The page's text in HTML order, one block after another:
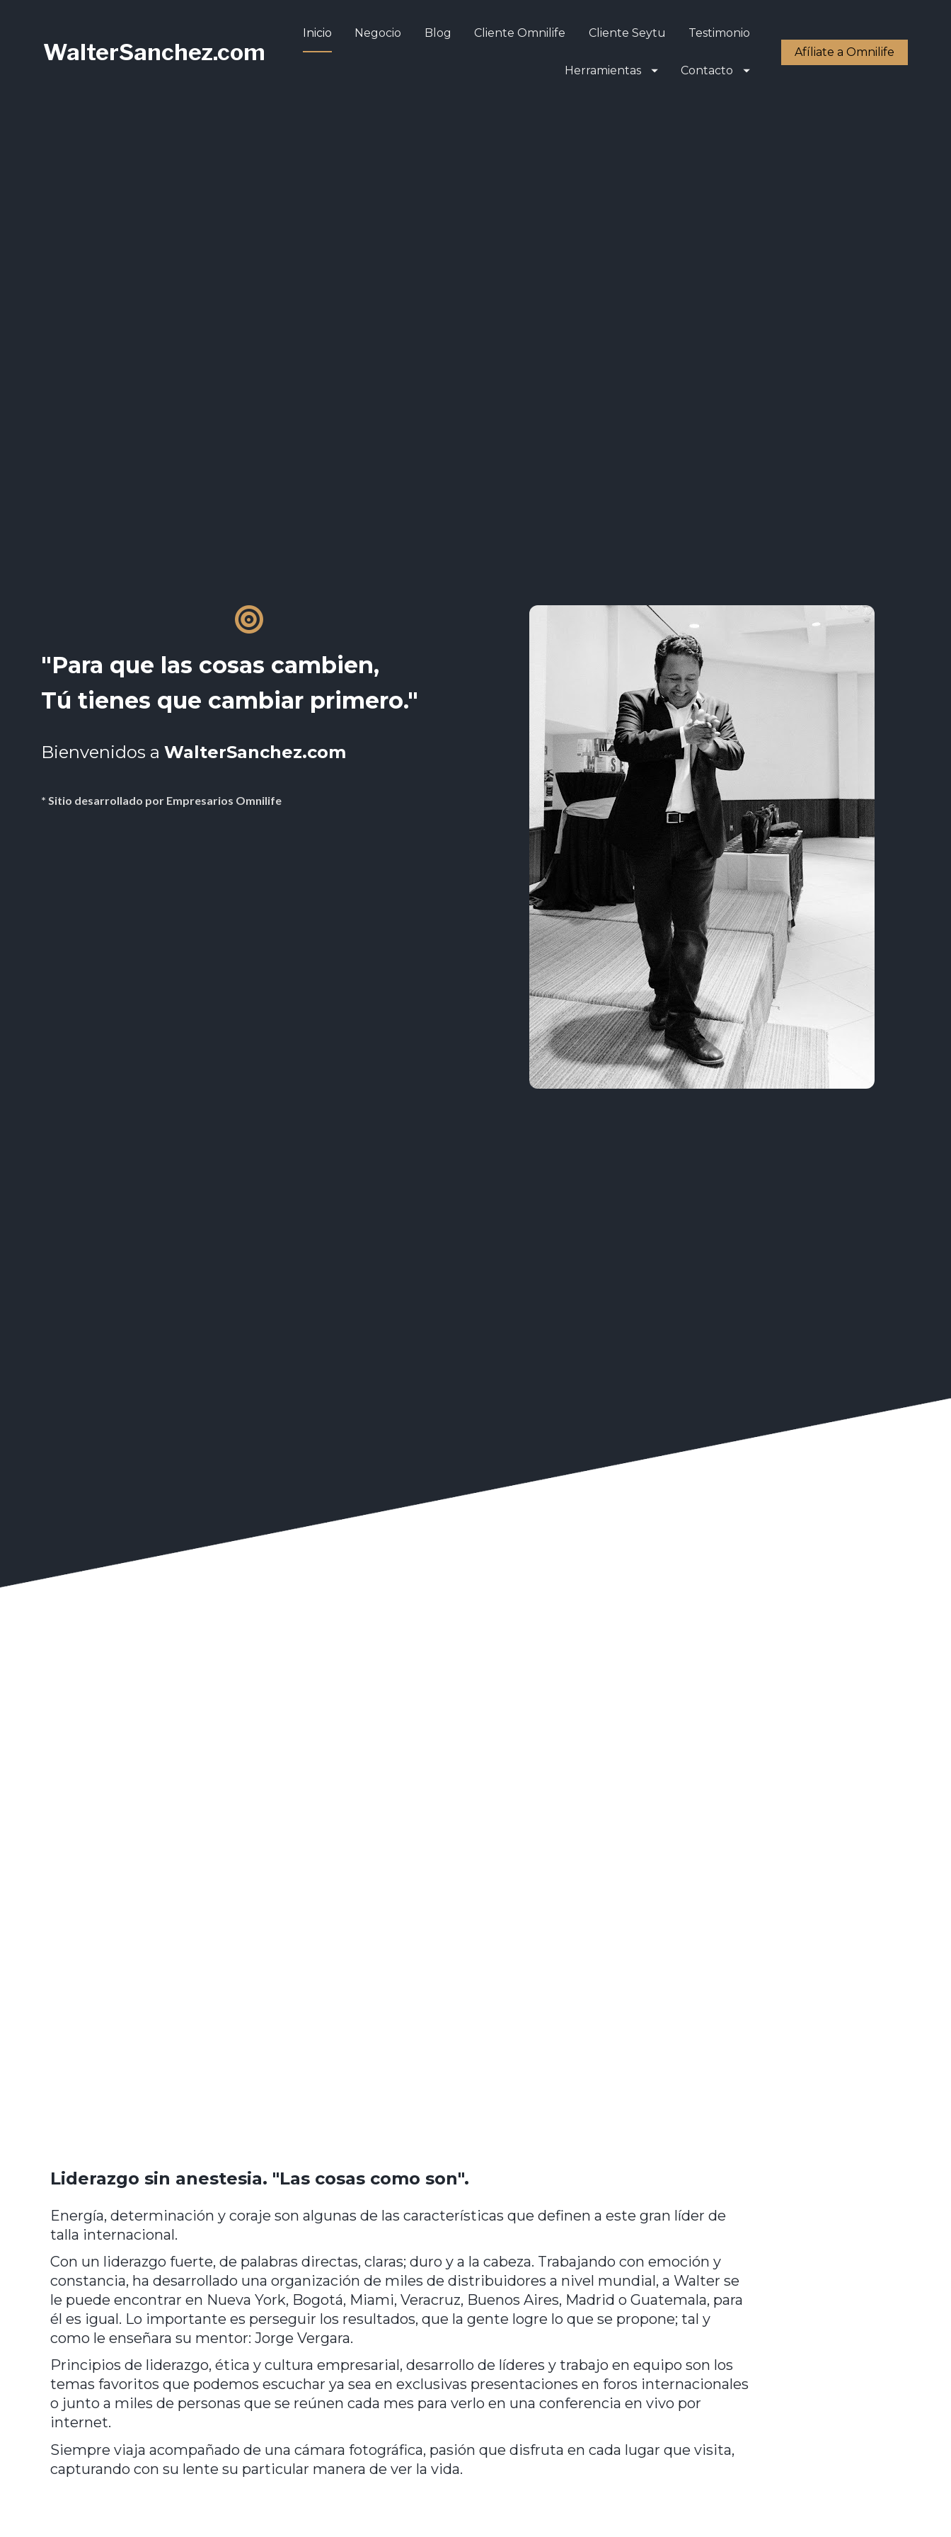
WalterSanchez.com
Inicio Negocio Blog Cliente Omnilife Cliente Seytu Testimonio
Herramientas Contacto
Afíliate a Omnilife
"Para que las cosas cambien,
Tú tienes que cambiar primero."
Bienvenidos a WalterSanchez.com
* Sitio desarrollado por Empresarios Omnilife
Liderazgo sin anestesia. "Las cosas como son".
Energía, determinación y coraje son algunas de las características que definen a este gran líder de
talla internacional.
Con un liderazgo fuerte, de palabras directas, claras; duro y a la cabeza. Trabajando con emoción y
constancia, ha desarrollado una organización de miles de distribuidores a nivel mundial, a Walter se
le puede encontrar en Nueva York, Bogotá, Miami, Veracruz, Buenos Aires, Madrid o Guatemala, para
él es igual. Lo importante es perseguir los resultados, que la gente logre lo que se propone; tal y
como le enseñara su mentor: Jorge Vergara.
Principios de liderazgo, ética y cultura empresarial, desarrollo de líderes y trabajo en equipo son los
temas favoritos que podemos escuchar ya sea en exclusivas presentaciones en foros internacionales
o junto a miles de personas que se reúnen cada mes para verlo en una conferencia en vivo por
internet.
Siempre viaja acompañado de una cámara fotográfica, pasión que disfruta en cada lugar que visita,
capturando con su lente su particular manera de ver la vida.